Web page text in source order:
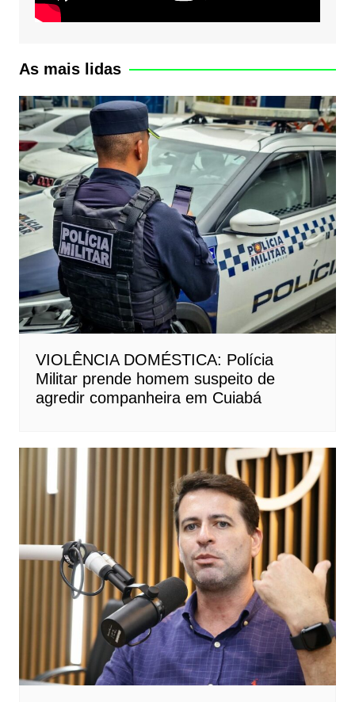
As mais lidas
VIOLÊNCIA DOMÉSTICA: Polícia
Militar prende homem suspeito de
agredir companheira em Cuiabá